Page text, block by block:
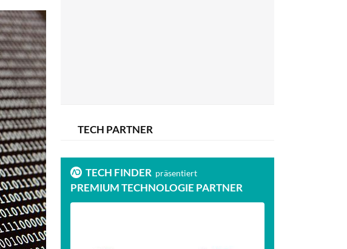
TECH PARTNER
TECH FINDER präsentiert
PREMIUM TECHNOLOGIE PARTNER